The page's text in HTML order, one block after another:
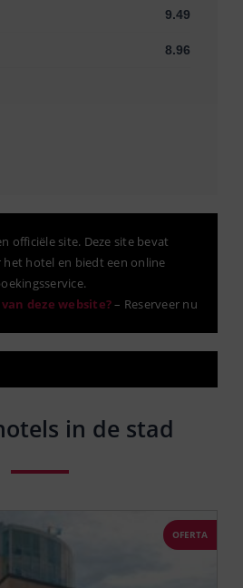
9.49
8.96
officiële site. Deze site bevat
hotel en biedt een online
deze website?– Reserveer nu
in de stad
OFERTA